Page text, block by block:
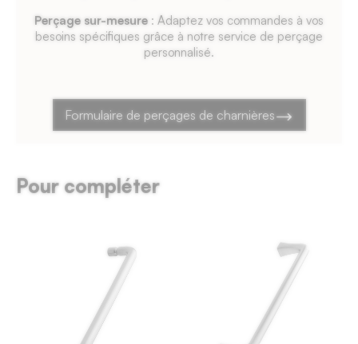
Perçage sur-mesure : Adaptez vos commandes à vos
besoins spécifiques grâce à notre service de perçage
personnalisé.
Formulaire de perçages de charnières
Pour compléter